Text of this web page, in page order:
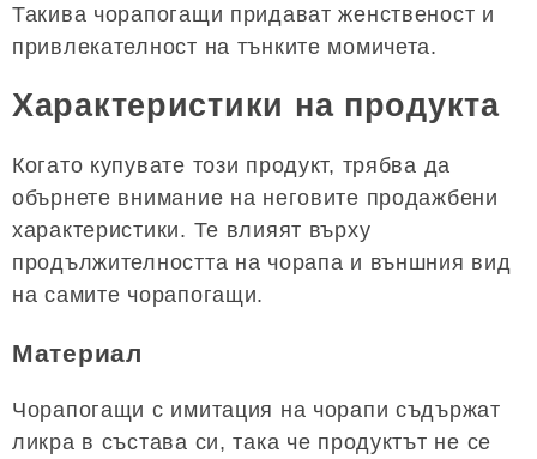
Такива чорапогащи придават женственост и
привлекателност на тънките момичета.
Характеристики на продукта
Когато купувате този продукт, трябва да
обърнете внимание на неговите продажбени
характеристики. Те влияят върху
продължителността на чорапа и външния вид
на самите чорапогащи.
Материал
Чорапогащи с имитация на чорапи съдържат
ликра в състава си, така че продуктът не се